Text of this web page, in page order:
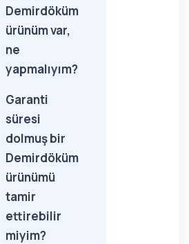
Demirdöküm
ürünüm var,
ne
yapmalıyım?
Garanti
süresi
dolmuş bir
Demirdöküm
ürünümü
tamir
ettirebilir
miyim?